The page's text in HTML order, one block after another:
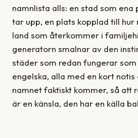
namnlista alls: en stad som
tar upp, en plats kopplad till
land som återkommer i
generatorn smalnar av den
städer som redan fungerar
engelska, alla med en kort
namnet faktiskt kommer, så att
är en känsla, den har en källa